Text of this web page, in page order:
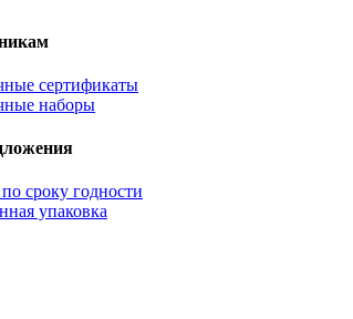
сертификаты
наборы
сроку годности
упаковка